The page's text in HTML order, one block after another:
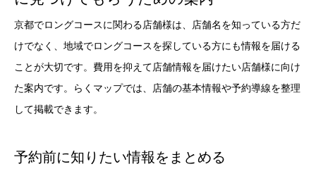
京都でロングコースに関わる店舗様は、店舗名を知っている方だ
けでなく、地域でロングコースを探している方にも情報を届ける
ことが大切です。費用を抑えて店舗情報を届けたい店舗様に向け
た案内です。らくマップでは、店舗の基本情報や予約導線を整理
して掲載できます。
予約前に知りたい情報をまとめる